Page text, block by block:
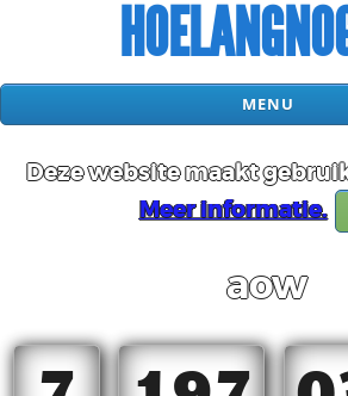
MENU
Deze website maakt
Meer informatie.
aow